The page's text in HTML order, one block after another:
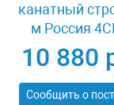
канатный
м Россия
10 880